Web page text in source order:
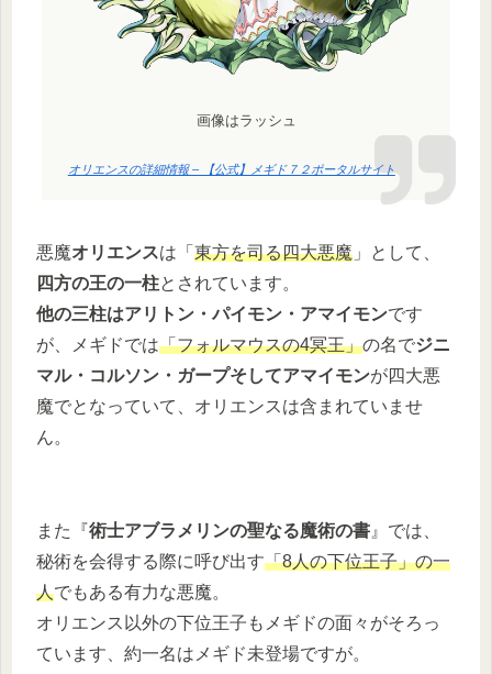
画像はラッシュ
オリエンスの詳細情報 – 【公式】メギド７２ポータルサイト
悪魔オリエンスは「 東方を司る四大悪魔 」として、
四方の王の一柱とされています。
他の三柱はアリトン・パイモン・アマイモンです
が、メギドでは「フォルマウスの4冥王」の名でジニ
マル・コルソン・ガープそしてアマイモンが四大悪
魔でとなっていて、オリエンスは含まれていませ
ん。
また『術士アブラメリンの聖なる魔術の書 』では、
秘術を会得する際に呼び出す「8人の下位王子」の一
人でもある有力な悪魔。
オリエンス以外の下位王子もメギドの面々がそろっ
ています、約一名はメギド未登場ですが。